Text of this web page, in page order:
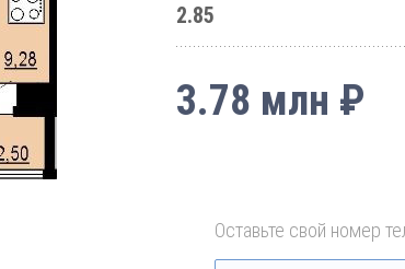
2.85
3.78 млн ₽
Оставьте свой номер